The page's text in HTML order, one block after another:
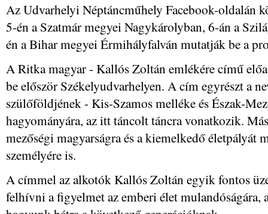
Az Udvarhelyi Néptáncműhely Facebook-oldalán
5-én a Szatmár megyei Nagykárolyban, 6-án a
én a Bihar megyei Érmihályfalván mutatják be a
A Ritka magyar - Kallós Zoltán emlékére című
be először Székelyudvarhelyen. A cím egyrészt a
szülőföldjének - Kis-Szamos melléke és Észak-
hagyományára, az itt táncolt táncra vonatkozik.
mezőségi magyarságra és a kiemelkedő életpályát
személyére is.
A címmel az alkotók Kallós Zoltán egyik fontos
felhívni a figyelmet az emberi élet